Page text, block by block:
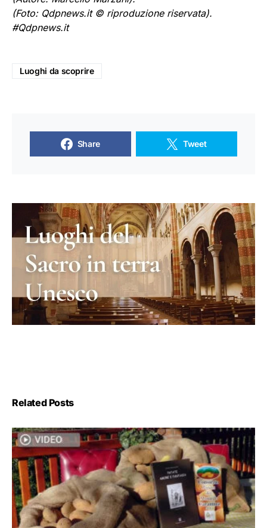
(Foto: Qdpnews.it © riproduzione riservata).
#Qdpnews.it
Luoghi da scoprire
Share Tweet
Related Posts